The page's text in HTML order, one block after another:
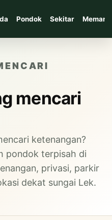
Pondok Sekitar
mencari
ketenangan?
pondok terpisah di
privasi, parkir
dekat sungai Lek.